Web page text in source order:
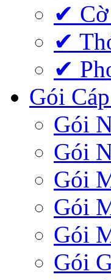
✔
✔
✔
Gói
Gói
Gói
Gói
Gói
Gói
Gói